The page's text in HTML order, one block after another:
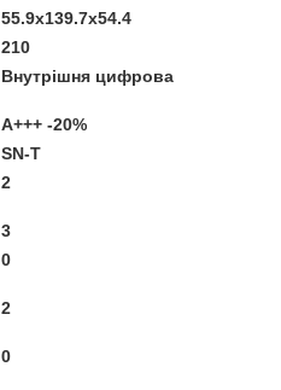
55.9x139.7x54.4
210
Внутрішня цифрова
A+++ -20%
SN-T
2
3
0
2
0